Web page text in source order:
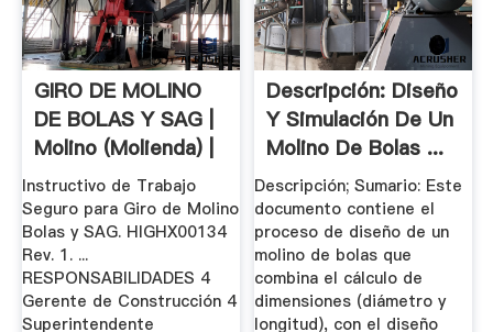
GIRO DE MOLINO
DE BOLAS Y SAG |
Molino (molienda) |
Naturaleza
Instructivo de Trabajo
Seguro para Giro de Molino
Bolas y SAG. HIGHX00134
Rev. 1. ...
RESPONSABILIDADES 4
Gerente de Construcción 4
Superintendente
Descripción: Diseño
Y Simulación De Un
Molino De Bolas ...
Descripción; Sumario: Este
documento contiene el
proceso de diseño de un
molino de bolas que
combina el cálculo de
dimensiones (diámetro y
longitud), con el diseño